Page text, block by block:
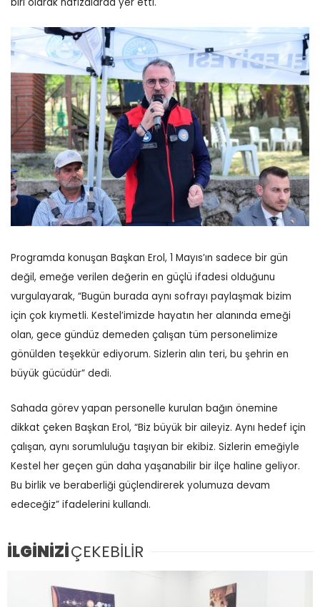
Programda konuşan Başkan Erol, 1 Mayıs’ın sadece bir gün
değil, emeğe verilen değerin en güçlü ifadesi olduğunu
vurgulayarak, “Bugün burada aynı sofrayı paylaşmak bizim
için çok kıymetli. Kestel’imizde hayatın her alanında emeği
olan, gece gündüz demeden çalışan tüm personelimize
gönülden teşekkür ediyorum. Sizlerin alın teri, bu şehrin en
büyük gücüdür” dedi.
Sahada görev yapan personelle kurulan bağın önemine
dikkat çeken Başkan Erol, “Biz büyük bir aileyiz. Aynı hedef için
çalışan, aynı sorumluluğu taşıyan bir ekibiz. Sizlerin emeğiyle
Kestel her geçen gün daha yaşanabilir bir ilçe haline geliyor.
Bu birlik ve beraberliği güçlendirerek yolumuza devam
edeceğiz” ifadelerini kullandı.
İLGİNİZİÇEKEBİLİR